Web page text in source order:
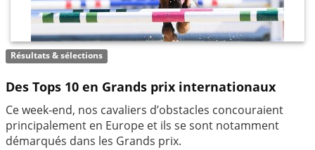
Résultats & sélections
Des Tops 10 en Grands prix internationaux
Ce week-end, nos cavaliers d’obstacles concouraient
principalement en Europe et ils se sont notamment
démarqués dans les Grands prix.